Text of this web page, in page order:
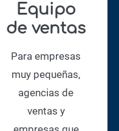
Equipo
de ventas
Para empresas
muy pequeñas,
agencias de
ventas y